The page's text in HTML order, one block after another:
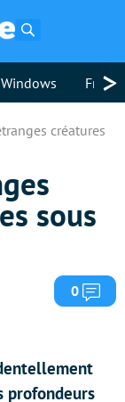
Windows >
créatures
sous
0
profondeurs